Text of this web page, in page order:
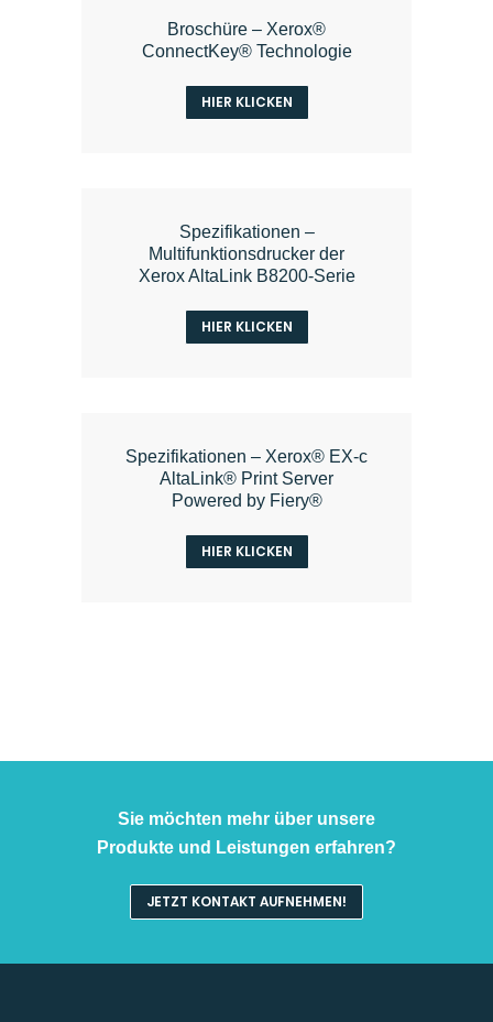
Broschüre – Xerox®
ConnectKey® Technologie
HIER KLICKEN
Spezifikationen –
Multifunktionsdrucker der
Xerox AltaLink B8200-Serie
HIER KLICKEN
Spezifikationen – Xerox® EX-c
AltaLink® Print Server
Powered by Fiery®
HIER KLICKEN
Sie möchten mehr über unsere
Produkte und Leistungen erfahren?
JETZT KONTAKT AUFNEHMEN!